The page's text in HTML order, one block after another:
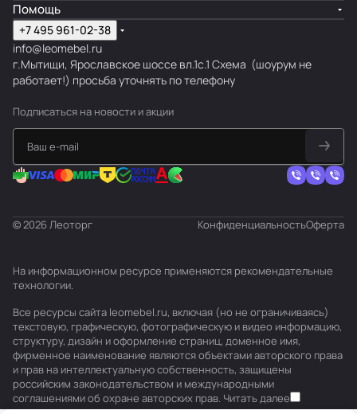
Помощь
+7 495 961-02-38
info@leomebel.ru
г.Мытищи, Ярославское шоссе вл.1с.1 Схема (шоурум не
работает!) просьба уточнять по телефону
Подписаться на новости и акции
© 2026 Леоторг КонфиденциальностьОферта
На информационном ресурсе применяются рекомендательные
технологии.
Все ресурсы сайта leomebel.ru, включая (но не ограничиваясь)
текстовую, графическую, фотографическую и видео информацию,
структуру, дизайн и оформление страниц, доменное имя,
фирменное наименование являются объектами авторского права
и прав на интеллектуальную собственность, защищены
российским законодательством и международными
соглашениями об охране авторских прав. Читать далее